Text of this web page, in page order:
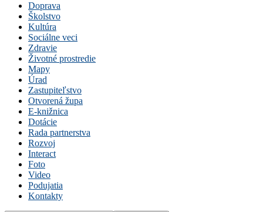
Doprava
Školstvo
Kultúra
Sociálne veci
Zdravie
Životné prostredie
Mapy
Úrad
Zastupiteľstvo
Otvorená župa
E-knižnica
Dotácie
Rada partnerstva
Rozvoj
Interact
Foto
Video
Podujatia
Kontakty